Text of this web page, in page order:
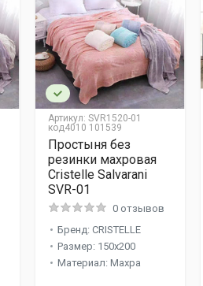
Артикул: SVR1520-01
код4010 101539
Простыня без
резинки махровая
Cristelle Salvarani
SVR-01
0 отзывов
Бренд: CRISTELLE
Размер: 150x200
Материал: Махра